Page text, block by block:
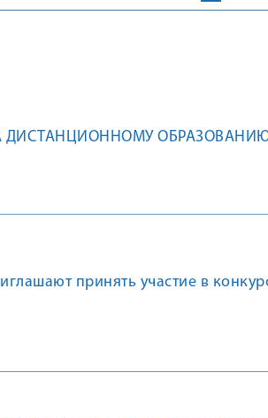
ДИСТАНЦИОННОМУ
принять участие в